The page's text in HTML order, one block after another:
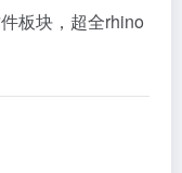
板块，超全rhino